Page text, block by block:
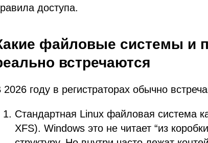
доступа.
файловые системы и
встречаются
2026 году в регистраторах обычно
Стандартная Linux файловая система
XFS). Windows это не читает “из